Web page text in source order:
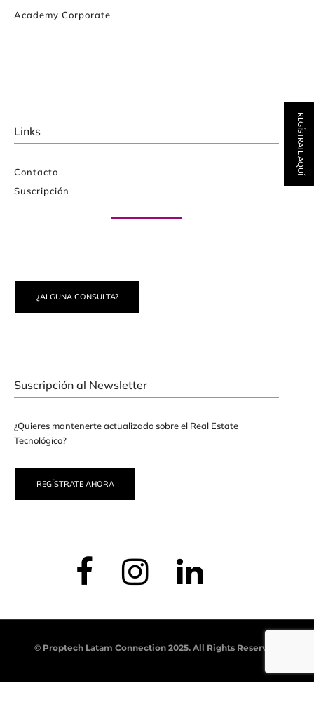
Academy Corporate
Links
Contacto
Suscripción
¿ALGUNA CONSULTA?
Suscripción al Newsletter
¿Quieres mantenerte actualizado sobre el Real Estate
Tecnológico?
REGÍSTRATE AHORA
© Proptech Latam Connection 2025. All Rights Reserved.
REGÍSTRATE AQUÍ